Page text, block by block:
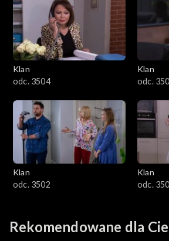
Klan
odc. 3504
Klan
odc.
Klan
odc. 3502
Klan
odc.
Rekomendowane dla